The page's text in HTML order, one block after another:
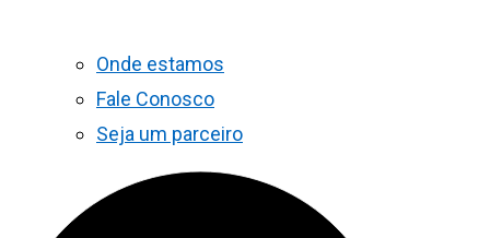
Onde estamos
Fale Conosco
Seja um parceiro